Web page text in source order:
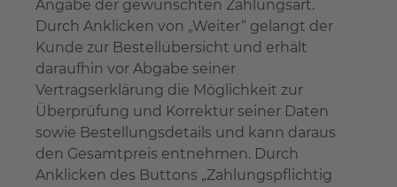
Angabe der gewünschten Zahlungsart.
Durch Anklicken von „Weiter“ gelangt der
Kunde zur Bestellübersicht und erhält
daraufhin vor Abgabe seiner
Vertragserklärung die Möglichkeit zur
Überprüfung und Korrektur seiner Daten
sowie Bestellungsdetails und kann daraus
den Gesamtpreis entnehmen. Durch
Anklicken des Buttons „Zahlungspflichtig